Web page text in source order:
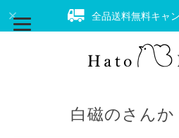
全品送料無料キャ
白磁のさんか